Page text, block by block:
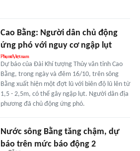
Cao Bằng: Người dân chủ động
ứng phó với nguy cơ ngập lụt
Dự báo của Đài Khí tượng Thủy văn tỉnh Cao
Bằng, trong ngày và đêm 16/10, trên sông
Bằng xuất hiện một đợt lũ với biên độ lũ lên từ
1,5 - 2,5m, có thể gây ngập lụt. Người dân địa
phương đã chủ động ứng phó.
Nước sông Bằng tăng chậm, dự
báo trên mức báo động 2